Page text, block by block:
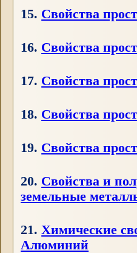
15. Свойства
16. Свойства
17. Свойства
18. Свойства
19. Свойства
20. Свойства и
земельные
21.Химические
Алюминий